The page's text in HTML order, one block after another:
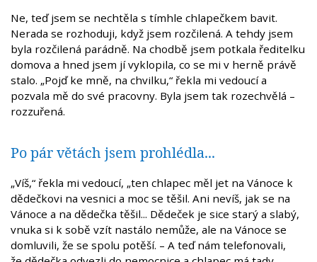
Ne, teď jsem se nechtěla s tímhle chlapečkem bavit.
Nerada se rozhoduji, když jsem rozčilená. A tehdy jsem
byla rozčilená parádně. Na chodbě jsem potkala ředitelku
domova a hned jsem jí vyklopila, co se mi v herně právě
stalo. „Pojď ke mně, na chvilku,“ řekla mi vedoucí a
pozvala mě do své pracovny. Byla jsem tak rozechvělá –
rozzuřená.
Po pár větách jsem prohlédla...
„Víš,“ řekla mi vedoucí, „ten chlapec měl jet na Vánoce k
dědečkovi na vesnici a moc se těšil. Ani nevíš, jak se na
Vánoce a na dědečka těšil... Dědeček je sice starý a slabý,
vnuka si k sobě vzít nastálo nemůže, ale na Vánoce se
domluvili, že se spolu potěší. – A teď nám telefonovali,